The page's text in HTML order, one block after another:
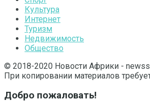
Культура
Интернет
Туризм
Недвижимость
Общество
© 2018-2020 Новости Африки -
При копировании материалов
Добро пожаловать!